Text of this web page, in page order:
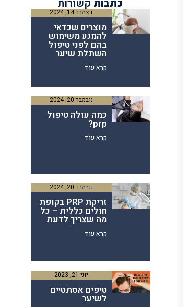
כתבות קשורות
מוצרים שכדאי
להמנע משימוש
בהם לפני טיפול
השתלת שיער
דצמבר 14, 2024
קרא עוד
כמה עולה טיפול
prp?
נובמבר 20, 2024
קרא עוד
זריקת PRP בקופת
חולים כללית – כל
מה שצריך לדעת
נובמבר 20, 2024
קרא עוד
טיפים אסתטיים
לשיער
יוני 21, 2023